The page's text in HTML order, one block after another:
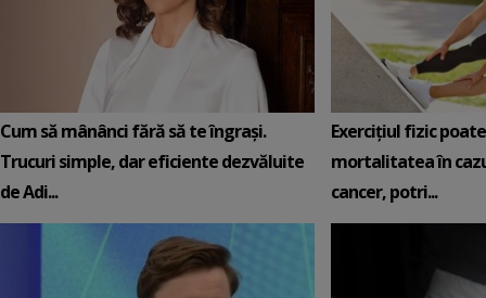
Cum să mânânci fără să te îngrași.
Trucuri simple, dar eficiente dezvăluite
de Adi...
Exercițiul fizic
mortalitatea în
cancer, potri...